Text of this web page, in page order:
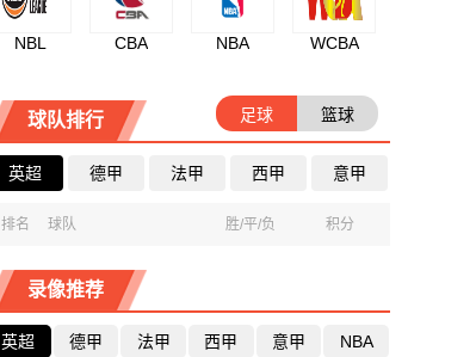
NBL CBA NBA WCBA
球队排行 足球 篮球
英超 德甲 法甲 西甲 意甲
排名 球队 胜/平/负 积分
录像推荐
英超 德甲 法甲 西甲 意甲 NBA